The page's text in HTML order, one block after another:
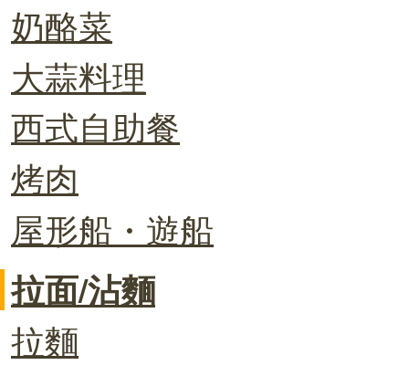
奶酪菜
大蒜料理
西式自助餐
烤肉
屋形船・遊船
拉面/沾麵
拉麵